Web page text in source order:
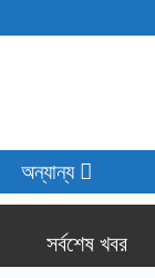
অন্যান্য
সর্বশেষ খবর